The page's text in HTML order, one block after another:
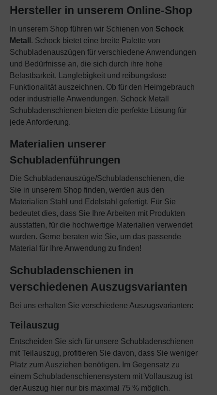
Hersteller in unserem Online-Shop
In unserem Shop führen wir Schienen von Schock
Metall . Schock bietet eine breite Palette von
Schubladenauszügen für verschiedene Anwendungen
und Bedürfnisse an, die sich durch ihre hohe
Belastbarkeit, Langlebigkeit und reibungslose
Funktionalität auszeichnen. Ob für den Heimgebrauch
oder industrielle Anwendungen, Schock Metall
Schubladenschienen bieten die perfekte Lösung für
jede Anforderung.
Materialien unserer
Schubladenführungen
Die Schubladenauszüge/Schubladenschienen, die
Sie in unserem Shop finden, werden aus den
Materialien Stahl und Edelstahl gefertigt. Für Sie
bedeutet dies, dass Sie Ihre Arbeiten mit Produkten
ausstatten, für die hochwertige Materialien verwendet
wurden. Gerne beraten wie Sie, um das passende
Material für Ihre Anwendung zu finden!
Schubladenschienen in
verschiedenen Auszugsvarianten
Bei uns erhalten Sie verschiedene Auszugsvarianten:
Teilauszug
Entscheiden Sie sich für unsere Schubladenschienen
mit Teilauszug, profitieren Sie davon, dass Sie weniger
Platz zum Ausziehen benötigen. Im Gegensatz zu
einem Schubladenschienensystem mit Vollauszug ist
der Auszug hier nur bis maximal 75 % möglich.
Daten von US-Behörden zu Kontroll- und
möglicherweise ohne Rechtsanspruch. Wenn
Sie auf "Nur essentielle Cookies akzeptieren"
klicken, findet die oben beschriebene
Übertragung nicht statt.